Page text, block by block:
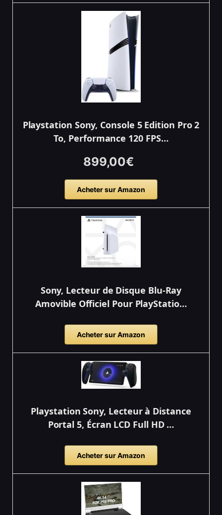
Playstation Sony, Console 5 Edition Pro 2
To, Performance 120 FPS…
899,00€
Acheter sur Amazon
Sony, Lecteur de Disque Blu-Ray
Amovible Officiel Pour PlayStatio…
Acheter sur Amazon
Playstation Sony, Lecteur à Distance
Portal 5, Écran LCD Full HD …
Acheter sur Amazon